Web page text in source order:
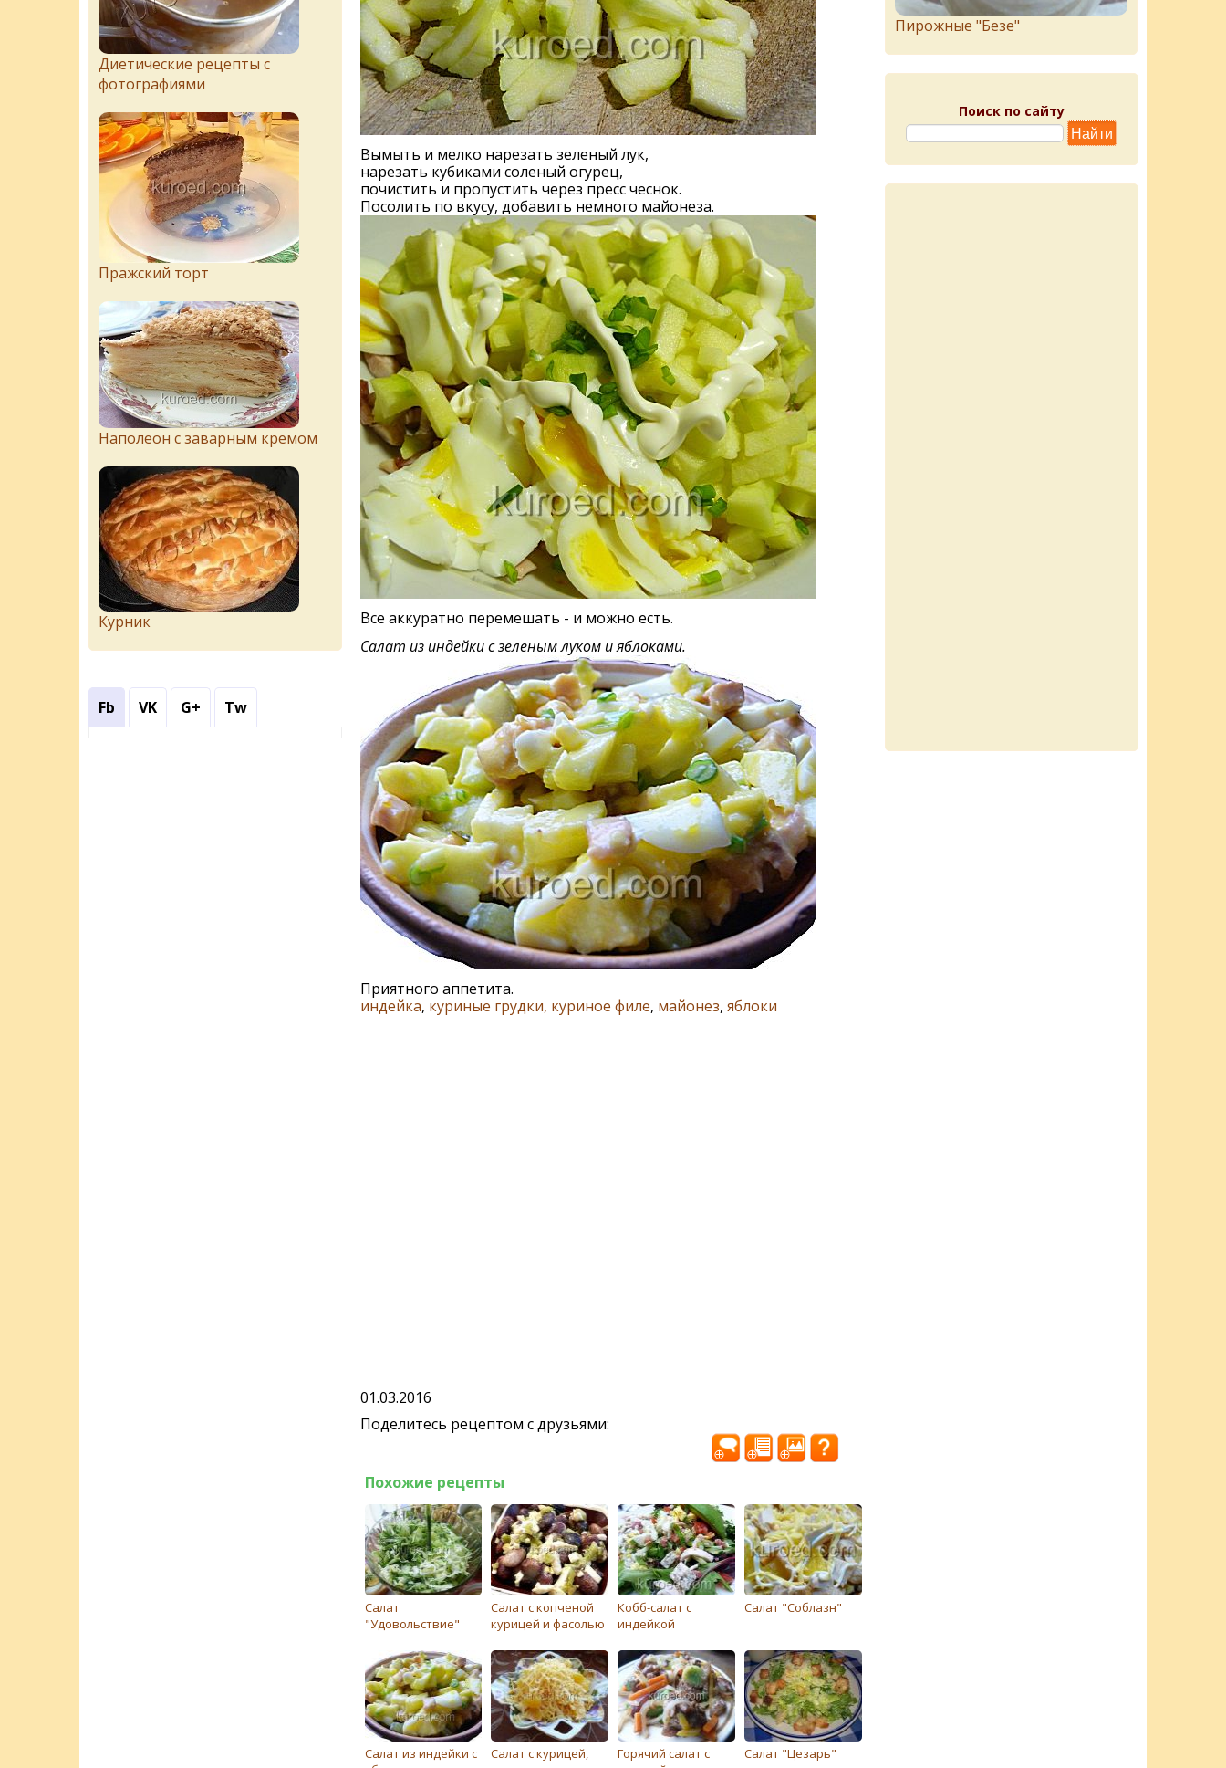
Вымыть и мелко нарезать зеленый лук,
нарезать кубиками соленый огурец,
почистить и пропустить через пресс чеснок.
Посолить по вкусу, добавить немного майонеза.
Все аккуратно перемешать - и можно есть.
Салат из индейки с зеленым луком и яблоками.
Приятного аппетита.
индейка, куриные грудки, куриное филе, майонез, яблоки
01.03.2016
Поделитесь рецептом с друзьями:
Похожие рецепты
Салат
"Удовольствие"
Салат с копченой
курицей и фасолью
Кобб-салат с
индейкой
Салат "Соблазн"
Салат из индейки с
Салат с курицей,
Горячий салат с
Салат "Цезарь"
Диетические рецепты с
фотографиями
Пражский торт
Наполеон с заварным кремом
Курник
Fb VK G+ Tw
Пирожныe "Бeзe"
Поиск по сайту